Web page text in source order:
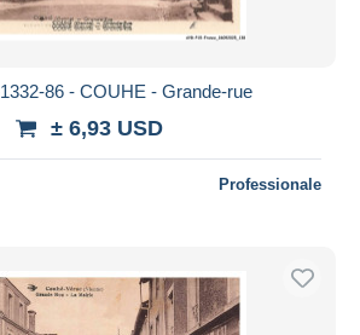
86 - COUHE - Grande-rue
± 6,93 USD
Professionale